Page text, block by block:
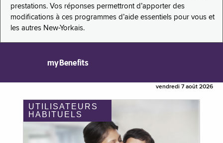
prestations. Vos réponses permettront d’apporter des
modifications à ces programmes d’aide essentiels pour vous et
les autres New-Yorkais.
myBenefits
vendredi 7 août 2026
UTILISATEURS
HABITUELS